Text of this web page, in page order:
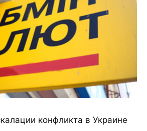
конфликта в Украине